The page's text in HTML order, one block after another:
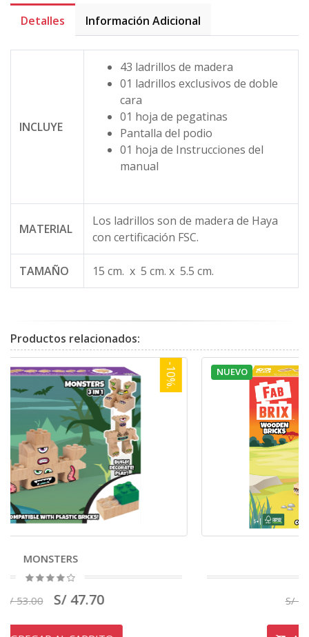
Detalles Información Adicional
INCLUYE
43 ladrillos de madera
01 ladrillos exclusivos de doble
cara
01 hoja de pegatinas
Pantalla del podio
01 hoja de Instrucciones del
manual
MATERIAL
Los ladrillos son de madera de Haya
con certificación FSC.
TAMAÑO 15 cm. x 5 cm. x 5.5 cm.
Productos relacionados:
-10%.
NUEVO